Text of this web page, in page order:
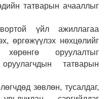
татварын ачааллыг
үйл ажиллагаа
өргөжүүлэх нөхцөлийг
оруулалтыг
татварын
зөвлөн, тусалдаг,